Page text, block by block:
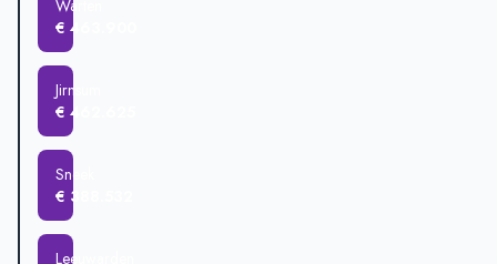
Warten
€ 463.900
Jirnsum
€ 462.625
Sneek
€ 388.532
Leeuwarden